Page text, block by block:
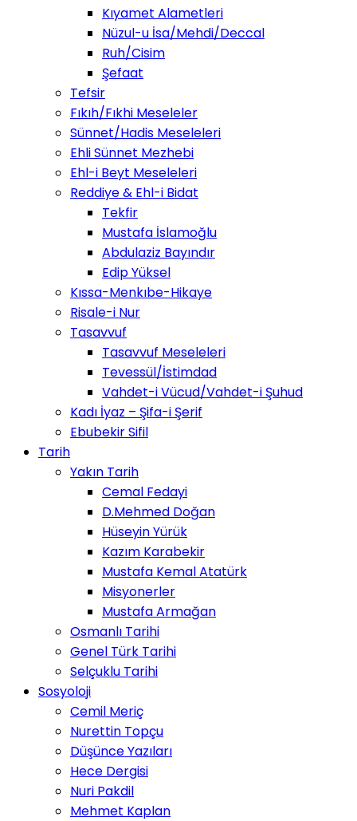
Kıyamet Alametleri
Nüzul-u İsa/Mehdi/Deccal
Ruh/Cisim
Şefaat
Tefsir
Fıkıh/Fıkhi Meseleler
Sünnet/Hadis Meseleleri
Ehli Sünnet Mezhebi
Ehl-i Beyt Meseleleri
Reddiye & Ehl-i Bidat
Tekfir
Mustafa İslamoğlu
Abdulaziz Bayındır
Edip Yüksel
Kıssa-Menkıbe-Hikaye
Risale-i Nur
Tasavvuf
Tasavvuf Meseleleri
Tevessül/İstimdad
Vahdet-i Vücud/Vahdet-i Şuhud
Kadı İyaz – Şifa-i Şerif
Ebubekir Sifil
Tarih
Yakın Tarih
Cemal Fedayi
D.Mehmed Doğan
Hüseyin Yürük
Kazım Karabekir
Mustafa Kemal Atatürk
Misyonerler
Mustafa Armağan
Osmanlı Tarihi
Genel Türk Tarihi
Selçuklu Tarihi
Sosyoloji
Cemil Meriç
Nurettin Topçu
Düşünce Yazıları
Hece Dergisi
Nuri Pakdil
Mehmet Kaplan